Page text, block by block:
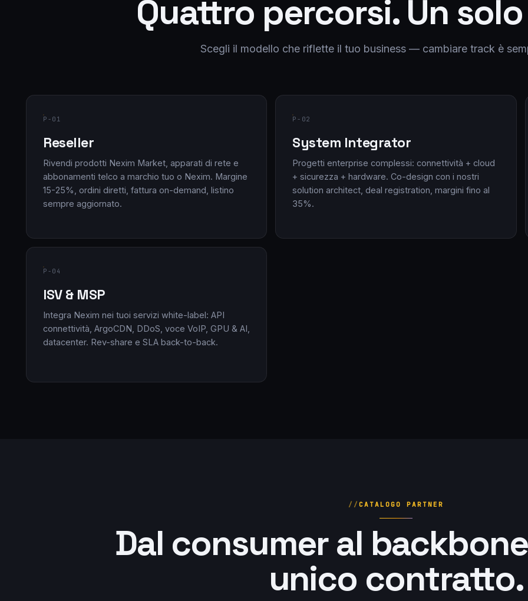
Quattro percorsi. Un
Scegli il modello che riflette il tuo business — cambiare track è
P-01
Reseller
Rivendi prodotti Nexim Market, apparati di rete e
abbonamenti telco a marchio tuo o Nexim. Margine
15-25%, ordini diretti, fattura on-demand, listino
sempre aggiornato.
P-02
System Integrator
Progetti enterprise complessi: connettività + cloud
+ sicurezza + hardware. Co-design con i nostri
solution architect, deal registration, margini fino al
35%.
P-04
ISV & MSP
Integra Nexim nei tuoi servizi white-label: API
connettività, ArgoCDN, DDoS, voce VoIP, GPU & AI,
datacenter. Rev-share e SLA back-to-back.
CATALOGO PARTNER
Dal consumer al
unico contratto.